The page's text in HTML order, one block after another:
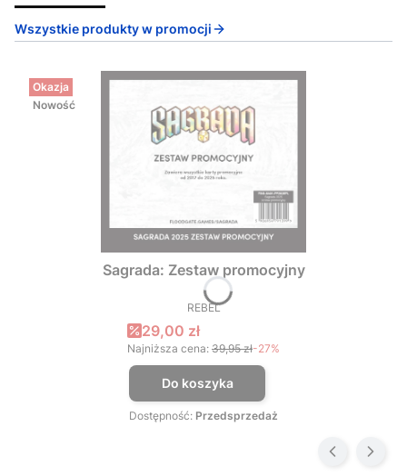
Wszystkie produkty w promocji
Okazja
Nowość
Sagrada: Zestaw promocyjny
PRODUCENT
REBEL
Cena promocyjna
29,00 zł
Najniższa cena: 39,95 zł-27%
Do koszyka
Dostępność: Przedsprzedaż